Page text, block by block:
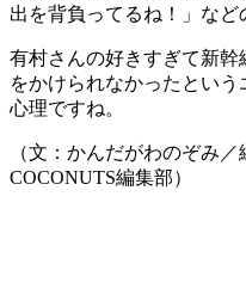
出を背負ってるね！」など
有村さんの好きすぎて新
をかけられなかったとい
心理ですね。
（文：かんだがわのぞみ
COCONUTS編集部）